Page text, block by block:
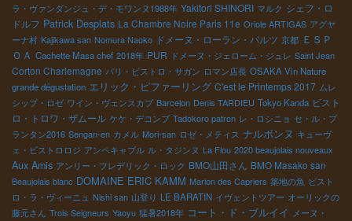
ラ・ヴァンダンジュ・デ・モワンヌ1988年 Yakitori SHINORI マルク シェフ・ロ
ドルフ Patrick Desplats La Chambre Noire Paris 11e Oriole ARTIGAS アグヤ
ーナ村 Kajikawa san Nomura Naoko ドメーヌ・ローラン・バルツ 京都 ＥＳＰ
ＯＡ Cachette Masa chef 2018年 PUR ドメーヌ・ジェローム・ジュレ Saint Jean
Corton Charlemagne パリ・ビストロ・サガン ロマン店長 OSAKA Vin Nature
grande dégustation エリック・ピファーリング C'est le Printemps 2017 ムレ
シップ・ロゼ ワイン・ヴェンスカブ Barcelon Denis TARDIEU Tokyo Kanda ビスト
ロ・トロワ・ザムール ケケ・デコンブ Tadokoro patron レ・ロシニョ セ・ル・プ
ランタン2016 Sengan-en カメル Mori-san ロゼ・メティス ナルボンヌ キューヴ
ェ・ビストロロジ アンペキャブル ル・タジンヌ La Flou 2020 beaujolais nouveaux
Aux Amis アンリー・フレデリック・ロック BMO山田さん BMO Masako san
Beaujolais blanc DOMAINE ERIC KAMM Marion des Capriers 築地の魚 ビスト
ロ・ラ・ヴィーニュ Nishi san 山登り LE BARATIN イヴェントツアー オーリックの
藤元さん Trois Seigneurs Yaoyu 猛暑2018年 コート・ド・ブルイイ メーヌ・